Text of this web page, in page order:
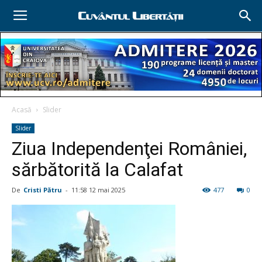
Acasă Slider
Slider
Ziua Independenţei României,
sărbătorită la Calafat
De Cristi Pătru - 11:58 12 mai 2025 0
477